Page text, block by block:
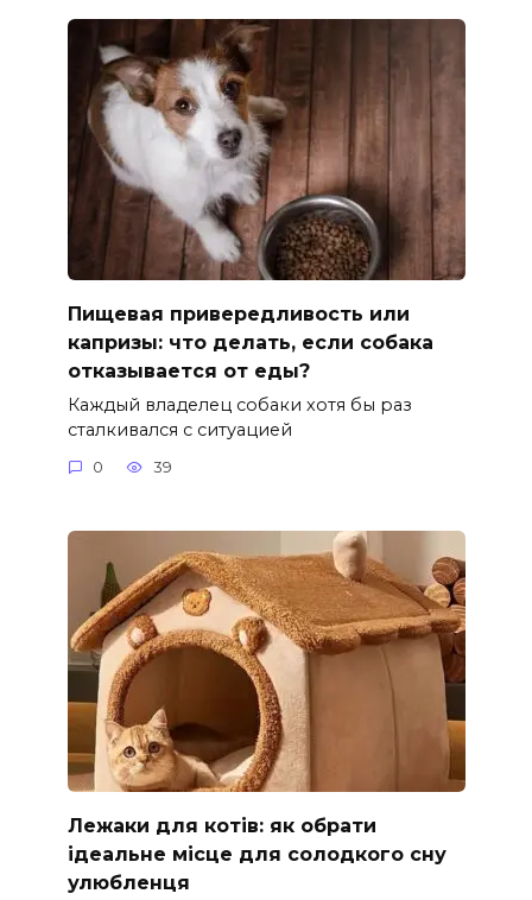
Пищевая привередливость или
капризы: что делать, если собака
отказывается от еды?
Каждый владелец собаки хотя бы раз
сталкивался с ситуацией
0 39
Лежаки для котів: як обрати
ідеальне місце для солодкого сну
улюбленця